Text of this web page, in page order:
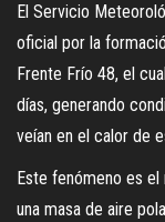
El Servicio
oficial por la
Frente Frío 48, el
días, generando
veían en el calor de
Este fenómeno es
una masa de aire